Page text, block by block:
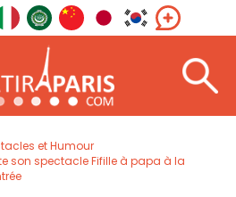
et Humour
son spectacle Fifille à papa à la